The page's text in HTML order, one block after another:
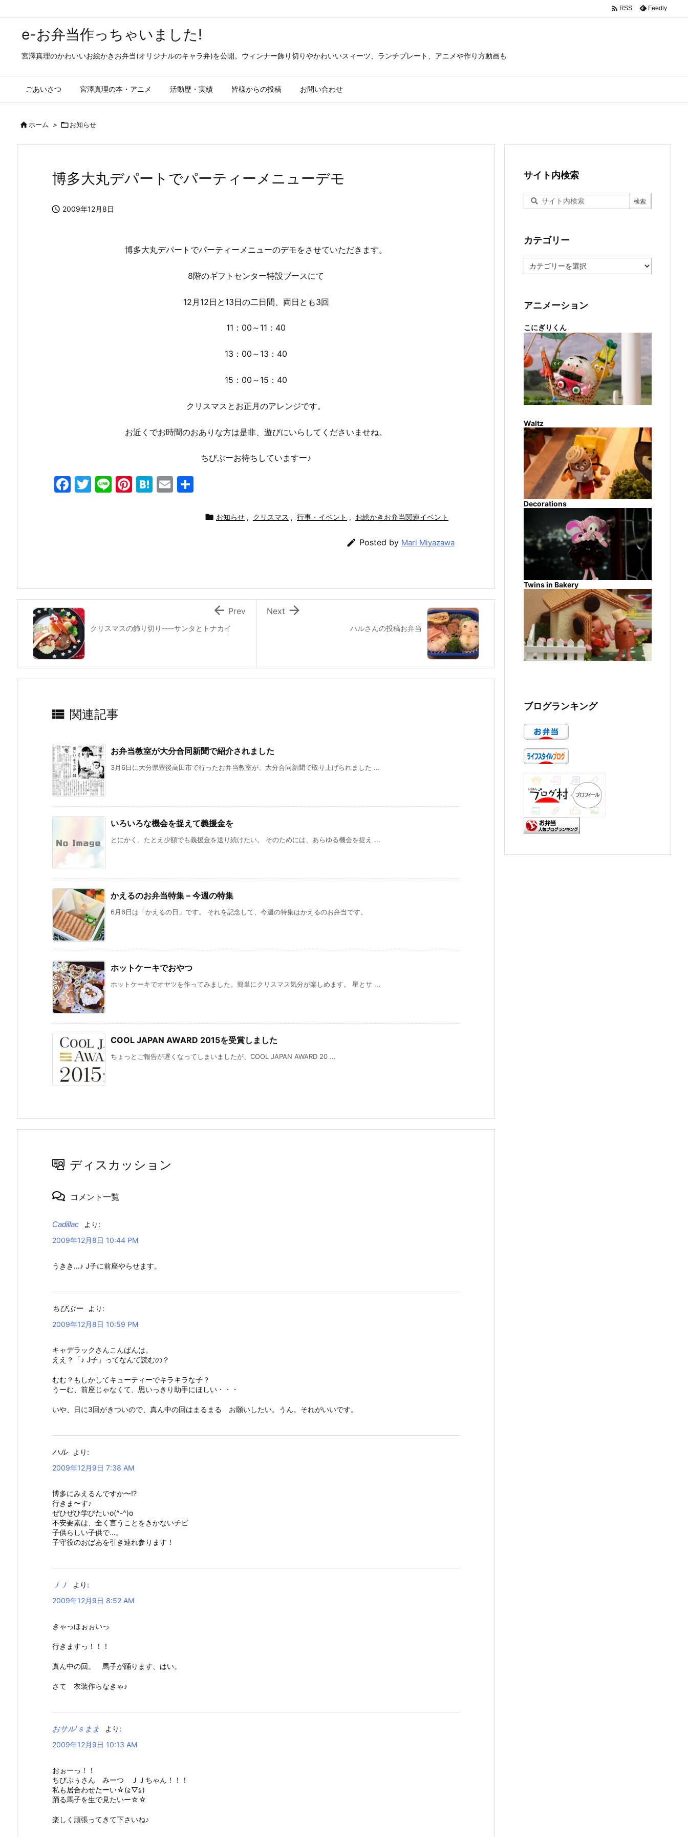
e-お弁当作っちゃいました!
宮澤真理のかわいいお絵かきお弁当(オリジナルのキャラ弁)を公開。ウィンナー飾り切りやかわいいスィーツ、ランチプレート、アニメや作り方動画も
ごあいさつ 宮澤真理の本・アニメ 活動歴・実績 皆様からの投稿 お問い合わせ
 RSS Feedly
ホーム > お知らせ
博多大丸デパートでパーティーメニューデモ
 2009年12月8日
博多大丸デパートでパーティーメニューのデモをさせていただきます。
8階のギフトセンター特設ブースにて
12月12日と13日の二日間、両日とも3回
11：00～11：40
13：00～13：40
15：00～15：40
クリスマスとお正月のアレンジです。
お近くでお時間のおありな方は是非、遊びにいらしてくださいませね。
ちびぶーお待ちしていますー♪
F
k
T
Li Pi H
E
 お知らせ , クリスマス , 行事・イベント , お絵かきお弁当関連イベント
 Posted by Mari Miyazawa
ハルさんの投稿お弁当

Next
クリスマスの飾り切り----サンタとトナカイ
 Prev
 関連記事
お弁当教室が大分合同新聞で紹介されました
3月6日に大分県豊後高田市で行ったお弁当教室が、大分合同新聞で取り上げられました ...
いろいろな機会を捉えて義援金を
とにかく、たとえ少額でも義援金を送り続けたい。 そのためには、あらゆる機会を捉え ...
かえるのお弁当特集 – 今週の特集
6月6日は「かえるの日」です。 それを記念して、今週の特集はかえるのお弁当です。
ホットケーキでおやつ
ホットケーキでオヤツを作ってみました。簡単にクリスマス気分が楽しめます。 星とサ ...
COOL JAPAN AWARD 2015を受賞しました
ちょっとご報告が遅くなってしまいましたが、COOL JAPAN AWARD 20 ...
ディスカッション
コメント一覧
Cadillac
より:
2009年12月8日 10:44 PM
うきき…♪ J子に前座やらせます。
ちびぶー
より:
2009年12月8日 10:59 PM
キャデラックさんこんばんは。
ええ？「♪ J子」ってなんて読むの？
むむ？もしかしてキューティーでキラキラな子？
うーむ、前座じゃなくて、思いっきり助手にほしい・・・
いや、日に3回がきついので、真ん中の回はまるまる お願いしたい。うん。それがいいです。
ハル
より:
2009年12月9日 7:38 AM
博多にみえるんですか〜!?
行きま〜す♪
ぜひぜひ学びたいo(^-^)o
不安要素は、全く言うことをきかないチビ
子供らしい子供で…。
子守役のおばあを引き連れ参ります！
ＪＪ
より:
2009年12月9日 8:52 AM
きゃっほぉぉいっ
行きますっ！！！
真ん中の回。 馬子が踊ります、はい。
さて 衣装作らなきゃ♪
おサル’ｓまま
より:
2009年12月9日 10:13 AM
おぉーっ！！
ちびぷぅさん みーつ ＪＪちゃん！！！
私も居合わせたーい☆(≧▽≦)
踊る馬子を生で見たいー☆☆
楽しく頑張ってきて下さいね♪
サイト内検索
カテゴリー
テ
ー
アニメーション
こにぎりくん
Waltz
Decorations
Twins in Bakery
ブログランキング